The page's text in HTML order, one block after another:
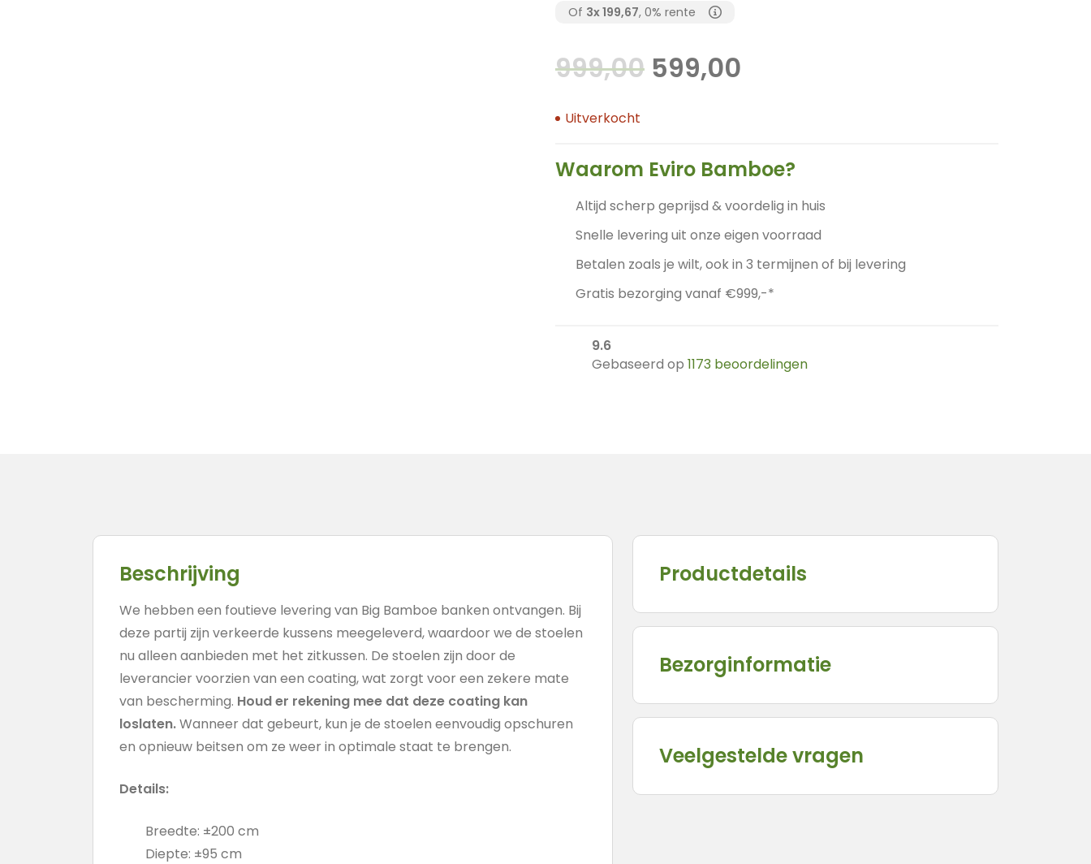
Of 3x199,67, 0% rente
999,00 Oorspronkelijke
prijs
599,00
Uitverkocht
Waarom Eviro Bamboe?
Altijd scherp geprijsd & voordelig in huis
Snelle levering uit onze eigen voorraad
Betalen zoals je wilt, ook in 3 termijnen of bij levering
Gratis bezorging vanaf €999,-*
9.6
Gebaseerd op 1173 beoordelingen
Beschrijving
We hebben een foutieve levering van Big Bamboe banken ontvangen. Bij
deze partij zijn verkeerde kussens meegeleverd, waardoor we de stoelen
nu alleen aanbieden met het zitkussen. De stoelen zijn door de
leverancier voorzien van een coating, wat zorgt voor een zekere mate
van bescherming. Houd er rekening mee dat deze coating kan
loslaten.Wanneer dat gebeurt, kun je de stoelen eenvoudig opschuren
en opnieuw beitsen om ze weer in optimale staat te brengen.
Details:
Breedte: ±200 cm
Diepte: ±95 cm
Productdetails
Bezorginformatie
Veelgestelde vragen